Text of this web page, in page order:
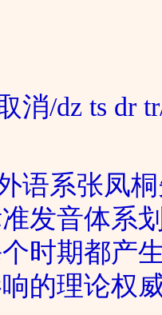
消/dz ts dr
语系张凤桐
发音体系
时期都产
的理论权